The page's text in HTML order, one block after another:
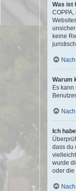
Was ist
keine
Warum
Es
Ich
dass du
wurde
oder die